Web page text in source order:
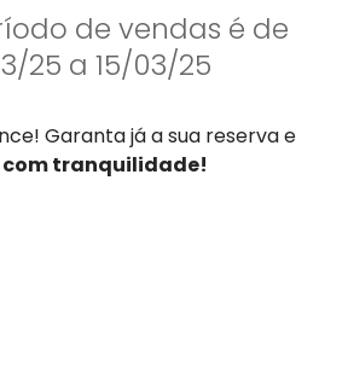
de vendas é de
25 a 15/03/25
Garanta já a sua reserva e
tranquilidade!